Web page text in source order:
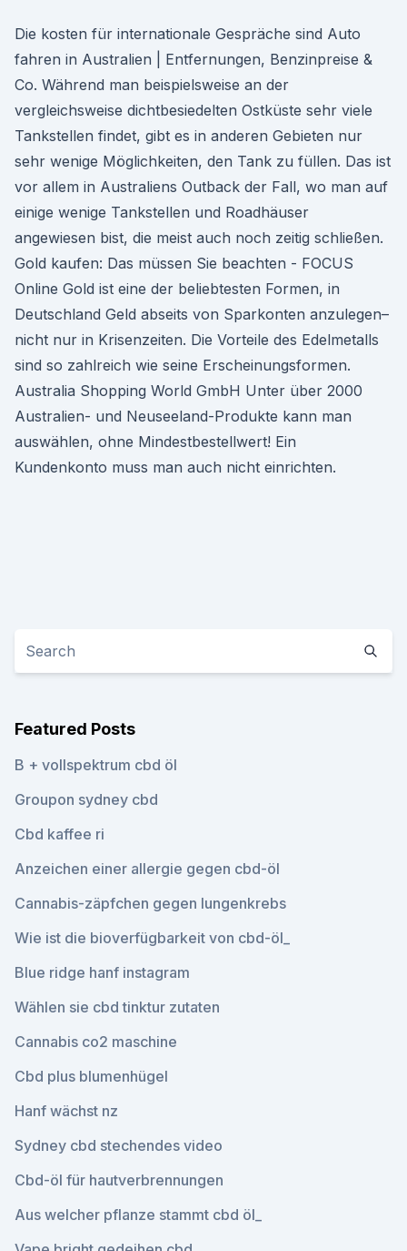
Die kosten für internationale Gespräche sind Auto
fahren in Australien | Entfernungen, Benzinpreise &
Co. Während man beispielsweise an der
vergleichsweise dichtbesiedelten Ostküste sehr viele
Tankstellen findet, gibt es in anderen Gebieten nur
sehr wenige Möglichkeiten, den Tank zu füllen. Das ist
vor allem in Australiens Outback der Fall, wo man auf
einige wenige Tankstellen und Roadhäuser
angewiesen bist, die meist auch noch zeitig schließen.
Gold kaufen: Das müssen Sie beachten - FOCUS
Online Gold ist eine der beliebtesten Formen, in
Deutschland Geld abseits von Sparkonten anzulegen–
nicht nur in Krisenzeiten. Die Vorteile des Edelmetalls
sind so zahlreich wie seine Erscheinungsformen.
Australia Shopping World GmbH Unter über 2000
Australien- und Neuseeland-Produkte kann man
auswählen, ohne Mindestbestellwert! Ein
Kundenkonto muss man auch nicht einrichten.
Featured Posts
B + vollspektrum cbd öl
Groupon sydney cbd
Cbd kaffee ri
Anzeichen einer allergie gegen cbd-öl
Cannabis-zäpfchen gegen lungenkrebs
Wie ist die bioverfügbarkeit von cbd-öl_
Blue ridge hanf instagram
Wählen sie cbd tinktur zutaten
Cannabis co2 maschine
Cbd plus blumenhügel
Hanf wächst nz
Sydney cbd stechendes video
Cbd-öl für hautverbrennungen
Aus welcher pflanze stammt cbd öl_